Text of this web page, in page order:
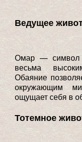
Ведущее
Омар — символ
весьма
Обаяние
окружающим
ощущает себя в
Тотемное